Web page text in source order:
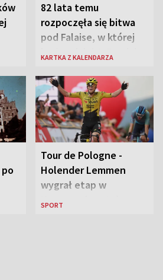
82 lata temu
rozpoczęła się bitwa
pod Falaise, w której
brała udział 1. Dywizja
KARTKA Z KALENDARZA
Tour de Pologne -
Holender Lemmen
wygrał etap w
Karpaczu i został
SPORT